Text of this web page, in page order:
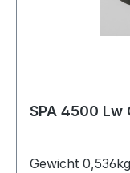
SPA 4500 Lw
Gewicht